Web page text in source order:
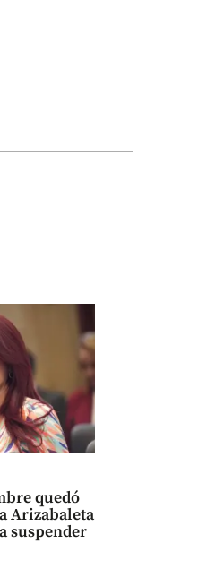
quedó
Arizabaleta
suspender